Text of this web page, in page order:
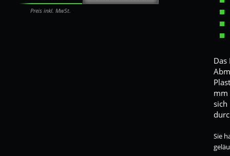
Preis inkl. MwSt.
Das
mm
sich
Sie